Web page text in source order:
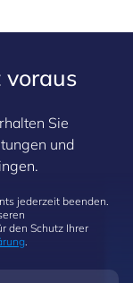
voraus
Sie
und
jederzeit beenden.
den Schutz Ihrer
.